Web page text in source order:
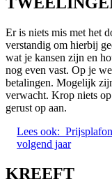
Er is niets mis met het
verstandig om hierbij
wat je kansen zijn en
nog even vast. Op je
betalingen. Mogelijk
verwacht. Krop niets
gerust op aan.
Lees ook:
volgend jaar
KREEFT